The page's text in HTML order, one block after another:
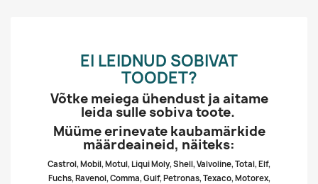
EI LEIDNUD SOBIVAT
TOODET?
Võtke meiega ühendust ja aitame
leida sulle sobiva toote.
Müüme erinevate kaubamärkide
määrdeaineid, näiteks:
Castrol, Mobil, Motul, Liqui Moly, Shell, Valvoline, Total, Elf,
Fuchs, Ravenol, Comma, Gulf, Petronas, Texaco, Motorex,